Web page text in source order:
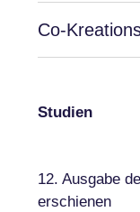
Co-
Studien
12. Ausgabe
erschienen